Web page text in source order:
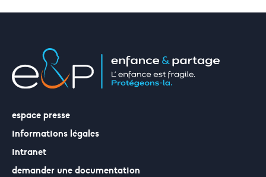
espace presse
informations légales
intranet
demander une documentation